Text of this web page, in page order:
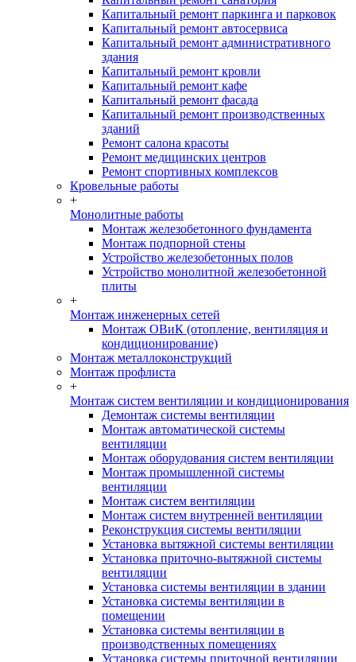
Капитальный ремонт паркинга и парковок
Капитальный ремонт автосервиса
Капитальный ремонт административного
здания
Капитальный ремонт кровли
Капитальный ремонт кафе
Капитальный ремонт фасада
Капитальный ремонт производственных
зданий
Ремонт салона красоты
Ремонт медицинских центров
Ремонт спортивных комплексов
Кровельные работы
+
Монолитные работы
Монтаж железобетонного фундамента
Монтаж подпорной стены
Устройство железобетонных полов
Устройство монолитной железобетонной
плиты
+
Монтаж инженерных сетей
Монтаж ОВиК (отопление, вентиляция и
кондиционирование)
Монтаж металлоконструкций
Монтаж профлиста
+
Монтаж систем вентиляции и кондиционирования
Демонтаж системы вентиляции
Монтаж автоматической системы
вентиляции
Монтаж оборудования систем вентиляции
Монтаж промышленной системы
вентиляции
Монтаж систем вентиляции
Монтаж систем внутренней вентиляции
Реконструкция системы вентиляции
Установка вытяжной системы вентиляции
Установка приточно-вытяжной системы
вентиляции
Установка системы вентиляции в здании
Установка системы вентиляции в
помещении
Установка системы вентиляции в
производственных помещениях
Установка системы приточной вентиляции